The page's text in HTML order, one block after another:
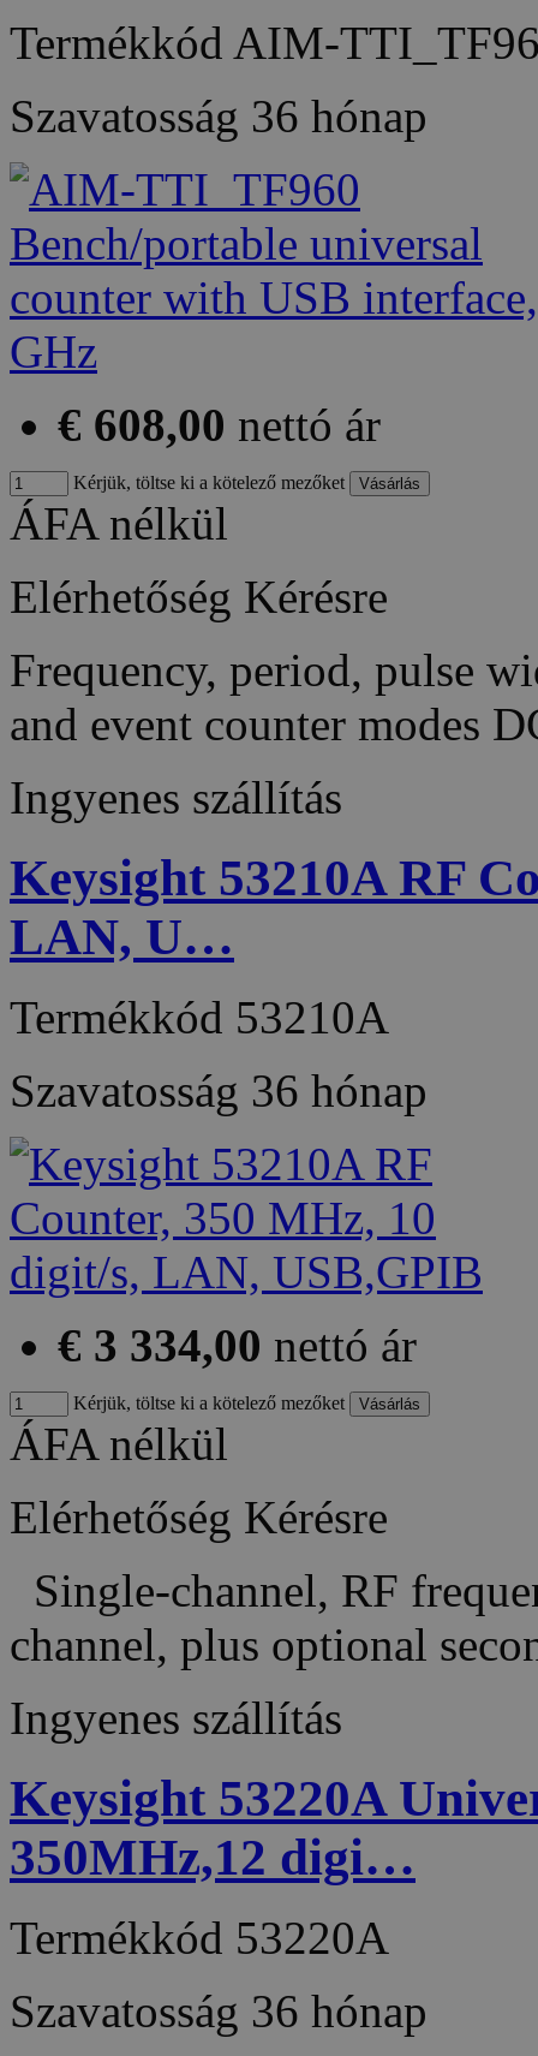
Termékkód AIM-
Szavatosság 36 hónap
€ 608,00 nettó ár
Kérjük, töltse ki a kötelező mezőket
ÁFA nélkül
Elérhetőség Kérésre
Frequency, period, pulse
and event counter modes
Ingyenes szállítás
Keysight 53210A RF
LAN, U…
Termékkód 53210A
Szavatosság 36 hónap
€ 3 334,00 nettó ár
Kérjük, töltse ki a kötelező mezőket
ÁFA nélkül
Elérhetőség Kérésre
Single-channel, RF
channel, plus optional
Ingyenes szállítás
Keysight 53220A
350MHz,12 digi…
Termékkód 53220A
Szavatosság 36 hónap